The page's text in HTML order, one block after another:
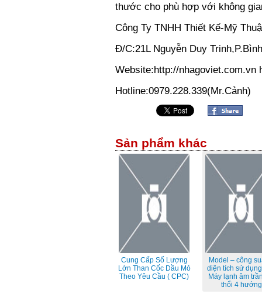
thước cho phù hợp với không
Công Ty TNHH Thiết Kế-Mỹ
Đ/C:21L Nguyễn Duy
Website:http://nhagoviet.com.vn
Hotline:0979.228.339(Mr.Cảnh)
Sản phẩm khác
Cung Cấp Số Lượng
Lớn Than Cốc Dầu Mỏ
Theo Yêu Cầu ( CPC)
Model – công
diện tích sử
Máy lạnh âm
thổi 4 hướng